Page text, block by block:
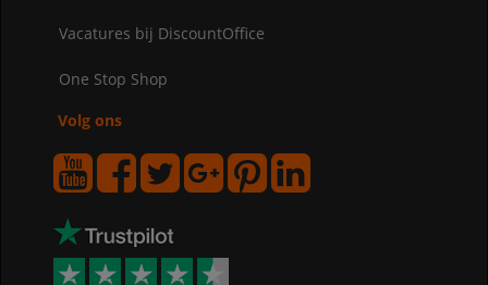
Vacatures bij DiscountOffice
One Stop Shop
Volg ons